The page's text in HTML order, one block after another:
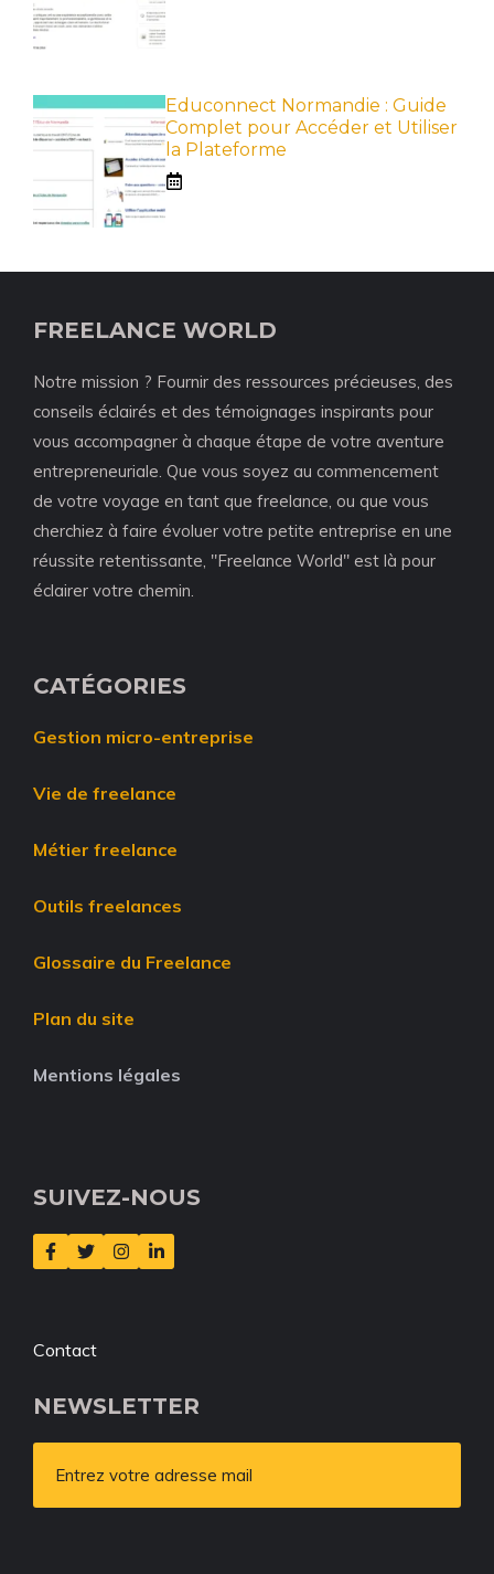
Educonnect Normandie : Guide
Complet pour Accéder et Utiliser
la Plateforme
FREELANCE WORLD
Notre mission ? Fournir des ressources précieuses, des
conseils éclairés et des témoignages inspirants pour
vous accompagner à chaque étape de votre aventure
entrepreneuriale. Que vous soyez au commencement
de votre voyage en tant que freelance, ou que vous
cherchiez à faire évoluer votre petite entreprise en une
réussite retentissante, "Freelance World" est là pour
éclairer votre chemin.
CATÉGORIES
Gestion micro-entreprise
Vie de freelance
Métier freelance
Outils freelances
Glossaire du Freelance
Plan du site
Mentions légales
SUIVEZ-NOUS
Contact
NEWSLETTER
Entrez votre adresse mail